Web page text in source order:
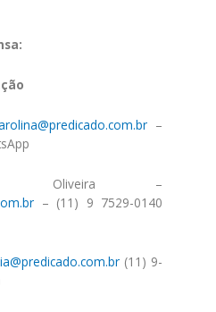
–
Oliveira –
– (11) 9 7529-0140
(11) 9-